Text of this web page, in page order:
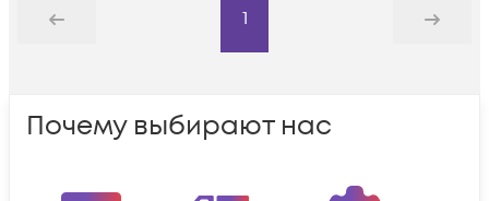
Назад
1
Дальше
Почему выбирают нас